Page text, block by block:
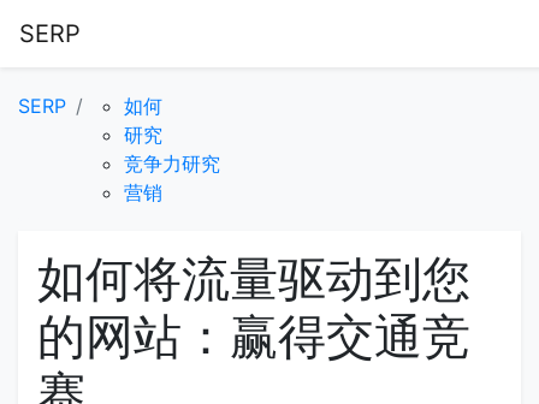
SERP
SERP
如何
研究
竞争力研究
营销
如何将流量驱动到您
的网站：赢得交通竞